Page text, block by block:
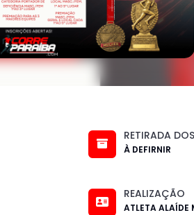
RETIRADA
À DEFIRNIR
REALIZAÇÃO
ATLETA ALAÍDE